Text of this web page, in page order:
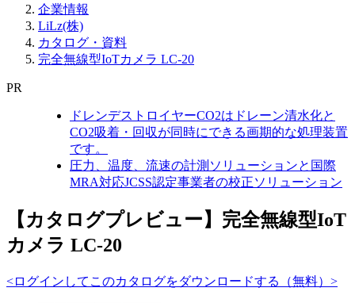
企業情報
LiLz(株)
カタログ・資料
完全無線型IoTカメラ LC-20
PR
ドレンデストロイヤーCO2はドレーン清水化と
CO2吸着・回収が同時にできる画期的な処理装置
です。
圧力、温度、流速の計測ソリューションと国際
MRA対応JCSS認定事業者の校正ソリューション
【カタログプレビュー】完全無線型IoT
カメラ LC-20
<ログインしてこのカタログをダウンロードする（無料）>